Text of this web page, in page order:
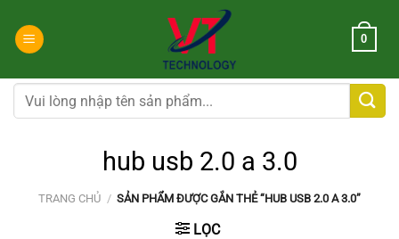
đến
dung
0
Tìm
kiếm:
hub usb 2.0 a 3.0
TRANG CHỦ / SẢN PHẨM ĐƯỢC GẮN THẺ “HUB USB 2.0 A 3.0”
LỌC